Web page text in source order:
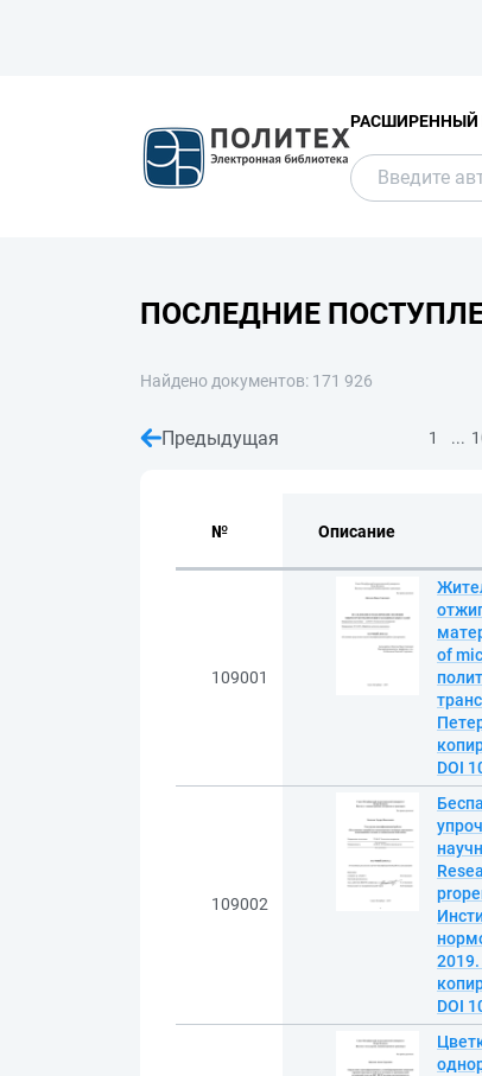
РАСШИРЕННЫЙ
ПОСЛЕДНИЕ
Найдено документов: 171 926
Предыдущая 1 ...
№ Описание
109001
of
DOI
109002
2019.
DOI